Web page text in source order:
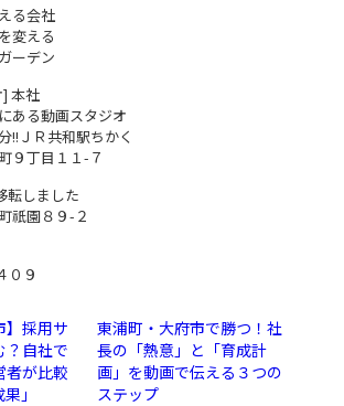
る会社
変える
ーデン
本社
ある動画スタジオ
!!ＪＲ共和駅ちかく
９丁目１１-７
しました
祇園８９-２
０９
】採用サ
？自社で
者が比較
」
東浦町・大府市で勝つ！社
長の「熱意」と「育成計
画」を動画で伝える３つの
ステップ